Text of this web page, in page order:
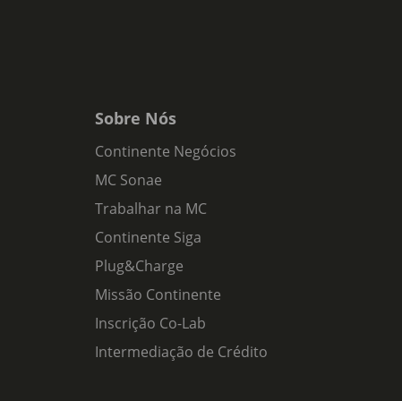
Sobre Nós
Continente Negócios
MC Sonae
Trabalhar na MC
Continente Siga
Plug&Charge
Missão Continente
Inscrição Co-Lab
Intermediação de Crédito